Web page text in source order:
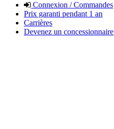
Connexion / Commandes
Prix garanti pendant 1 an
Carrières
Devenez un concessionnaire